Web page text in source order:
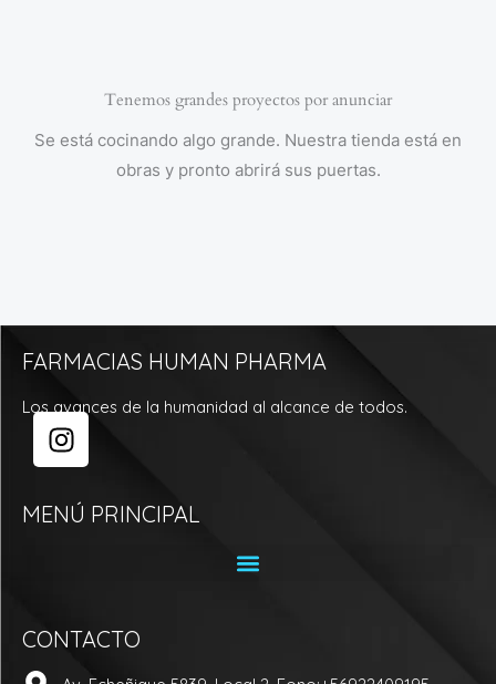
Tenemos grandes proyectos por anunciar
Se está cocinando algo grande. Nuestra tienda está en
obras y pronto abrirá sus puertas.
FARMACIAS HUMAN PHARMA
Los avances de la humanidad al alcance de todos.
I
n
t
m
MENÚ PRINCIPAL
CONTACTO